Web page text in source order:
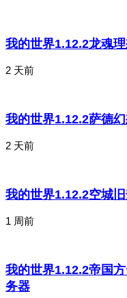
我的世界1.12.2龙魂
2 天前
我的世界1.12.2萨德
2 天前
我的世界1.12.2空城
1 周前
我的世界1.12.2帝国
务器